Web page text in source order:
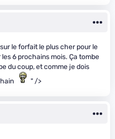
le forfait le plus cher pour le
6 prochains mois. Ça tombe
du coup, et comme je dois
" />